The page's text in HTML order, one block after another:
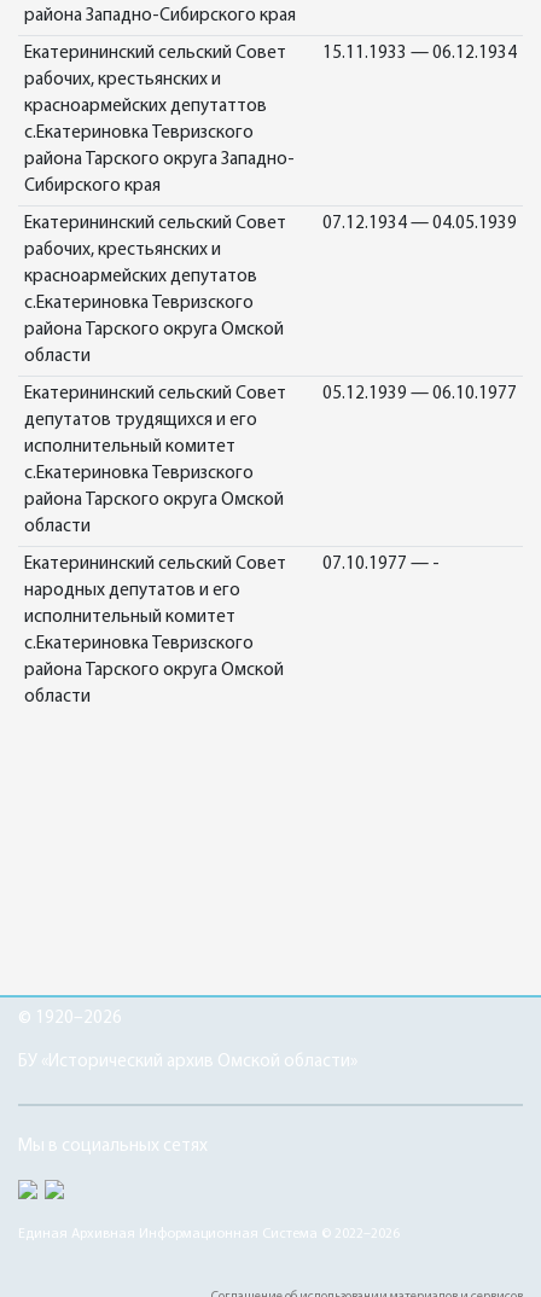
района Западно-Сибирского края
Екатерининский сельский Совет
рабочих, крестьянских и
красноармейских депутаттов
с.Екатериновка Тевризского
района Тарского округа Западно-
Сибирского края
15.11.1933 — 06.12.1934
Екатерининский сельский Совет
рабочих, крестьянских и
красноармейских депутатов
с.Екатериновка Тевризского
района Тарского округа Омской
области
07.12.1934 — 04.05.1939
Екатерининский сельский Совет
депутатов трудящихся и его
исполнительный комитет
с.Екатериновка Тевризского
района Тарского округа Омской
области
05.12.1939 — 06.10.1977
Екатерининский сельский Совет
народных депутатов и его
исполнительный комитет
с.Екатериновка Тевризского
района Тарского округа Омской
области
07.10.1977 — -
© 1920–2026
БУ «Исторический архив Омской области»
Мы в социальных сетях
Единая Архивная Информационная Система © 2022–2026